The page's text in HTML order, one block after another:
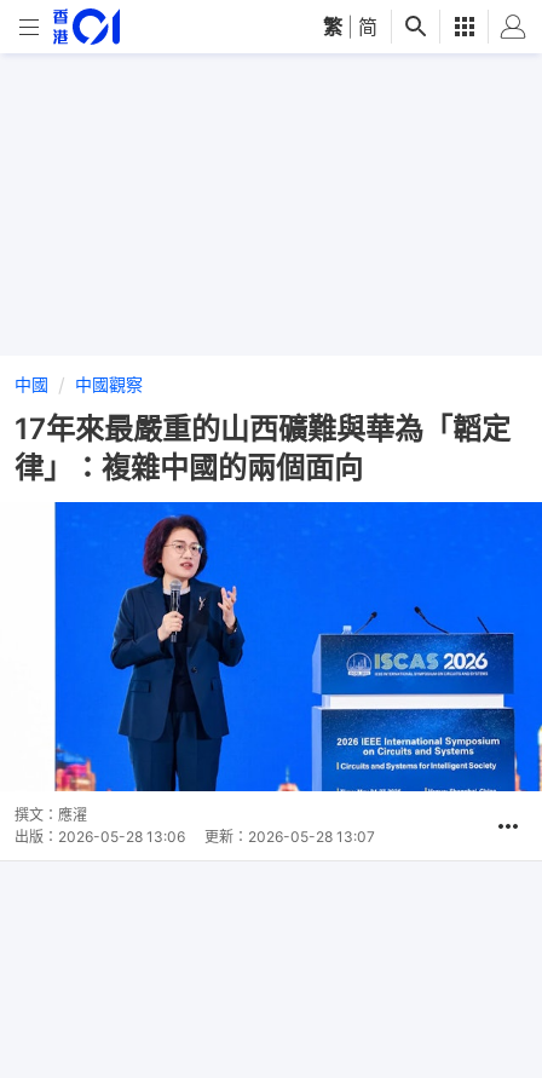
繁 简
中國 中國觀察
17年來最嚴重的山西礦難與華為「韜定
律」：複雜中國的兩個面向
撰文： 應濯
出版： 2026-05-28 13:06 更新： 2026-05-28 13:07